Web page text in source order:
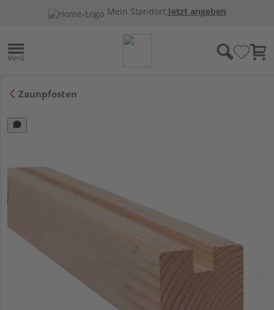
Mein Standort:Jetzt angeben
Zaunpfosten